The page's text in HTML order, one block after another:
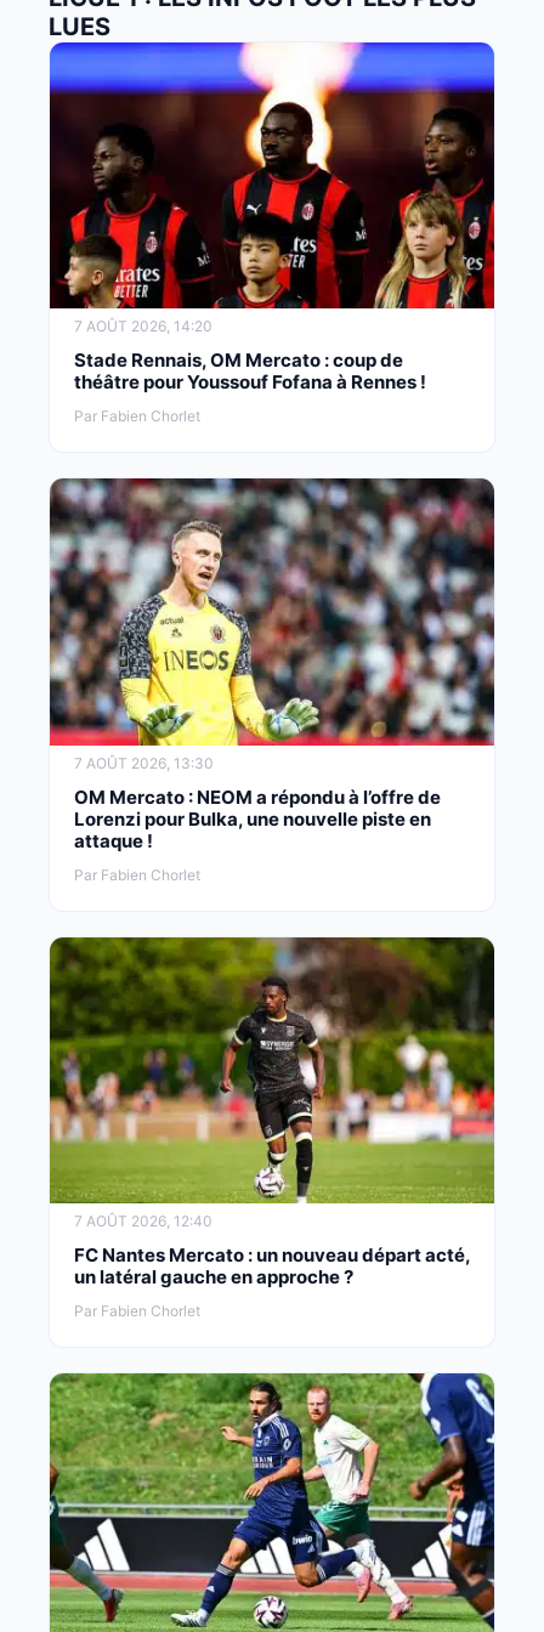
LUES
7 AOÛT 2026, 14:20
Stade Rennais, OM Mercato : coup de
théâtre pour Youssouf Fofana à Rennes !
Par Fabien Chorlet
7 AOÛT 2026, 13:30
OM Mercato : NEOM a répondu à l’offre de
Lorenzi pour Bulka, une nouvelle piste en
attaque !
Par Fabien Chorlet
7 AOÛT 2026, 12:40
FC Nantes Mercato : un nouveau départ acté,
un latéral gauche en approche ?
Par Fabien Chorlet